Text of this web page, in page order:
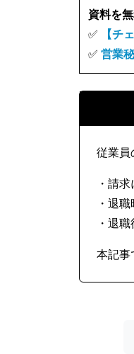
資料を
✅
【チ
✅ 営業
従業員
・請
・退
・退
本記事